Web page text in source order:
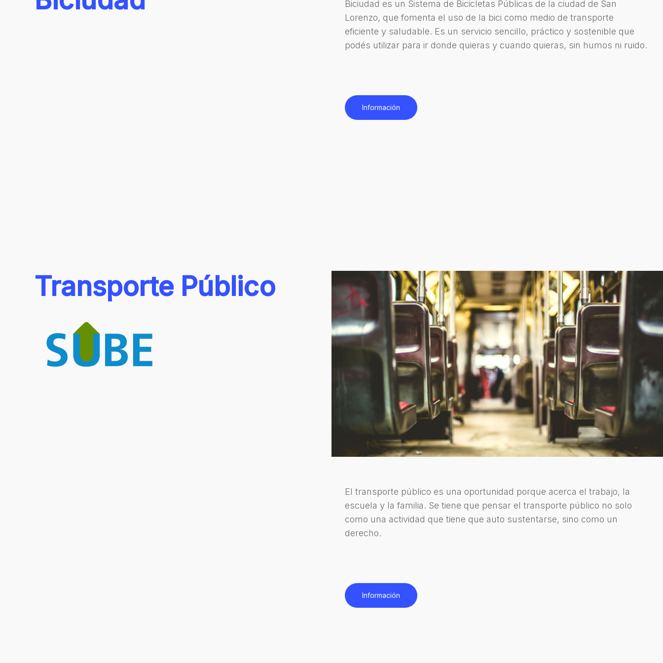
Biciudad es un Sistema de Bicicletas Públicas de la ciudad de San
Lorenzo, que fomenta el uso de la bici como medio de transporte
eficiente y saludable. Es un servicio sencillo, práctico y sostenible que
podés utilizar para ir donde quieras y cuando quieras, sin humos ni ruido.
Información
Transporte Público
El transporte público es una oportunidad porque acerca el trabajo, la
escuela y la familia. Se tiene que pensar el transporte público no solo
como una actividad que tiene que auto sustentarse, sino como un
derecho.
Información